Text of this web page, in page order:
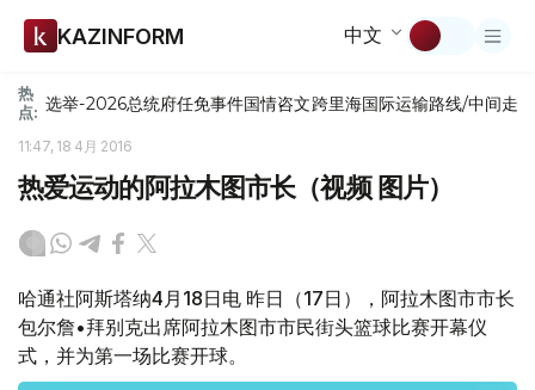
KAZINFORM 中文
热
点: 选举-2026总统府任免事件国情咨文跨里海国际运输路线/中间走廊
11:47, 18 4月 2016
热爱运动的阿拉木图市长（视频 图片）
哈通社阿斯塔纳4月18日电 昨日（17日），阿拉木图市市长
包尔詹•拜别克出席阿拉木图市市民街头篮球比赛开幕仪
式，并为第一场比赛开球。